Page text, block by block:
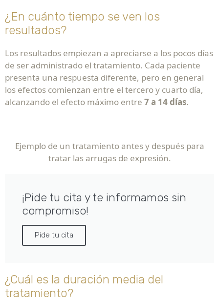
¿En cuánto tiempo se ven los
resultados?
Los resultados empiezan a apreciarse a los pocos días
de ser administrado el tratamiento. Cada paciente
presenta una respuesta diferente, pero en general
los efectos comienzan entre el tercero y cuarto día,
alcanzando el efecto máximo entre 7 a 14 días.
Ejemplo de un tratamiento antes y después para
tratar las arrugas de expresión.
¡Pide tu cita y te informamos sin
compromiso!
Pide tu cita
¿Cuál es la duración media del
tratamiento?